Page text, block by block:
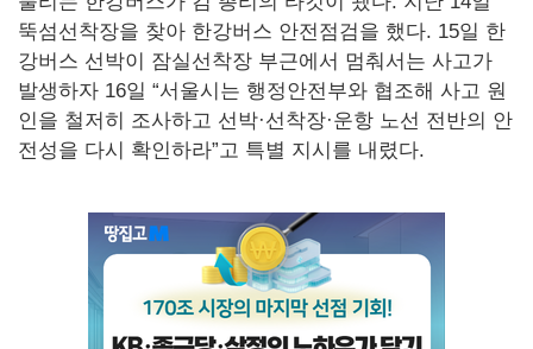
뚝섬선착장을 찾아 한강버스 안전점검을 했다. 15일 한
강버스 선박이 잠실선착장 부근에서 멈춰서는 사고가
발생하자 16일 “서울시는 행정안전부와 협조해 사고 원
인을 철저히 조사하고 선박·선착장·운항 노선 전반의 안
전성을 다시 확인하라”고 특별 지시를 내렸다.